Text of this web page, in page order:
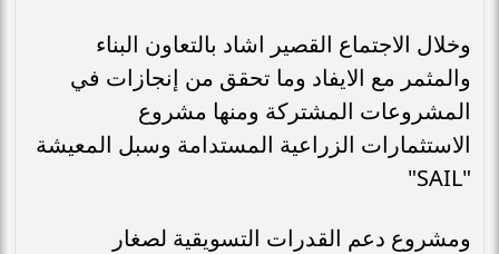
وخلال الاجتماع القصير اشاد بالتعاون البناء
والمثمر مع الايفاد وما تحقق من إنجازات في
المشروعات المشتركة ومنها مشروع
الاستثمارات الزراعية المستدامة وسبل المعيشة
"SAIL"
ومشروع دعم القدرات التسويقية لصغار